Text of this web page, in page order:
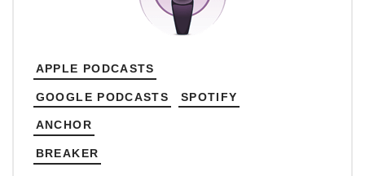
APPLE PODCASTS
GOOGLE PODCASTS SPOTIFY
ANCHOR
BREAKER